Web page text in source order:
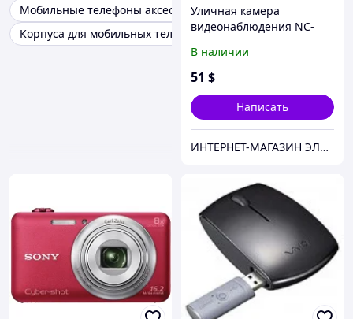
Мобильные телефоны аксессуары
Корпуса для мобильных телефонов
Уличная камера
видеонаблюдения NC-
В наличии
51 $
Написать
ИНТЕРНЕТ-МАГАЗИН ЭЛЕКТРОНИКИ "220 VOLT"